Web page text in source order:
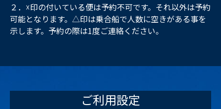
２．☓印の付いている便は予約不可です。それ以外は予約
可能となります。△印は乗合船で人数に空きがある事を
示します。予約の際は1度ご連絡ください。
ご利用設定